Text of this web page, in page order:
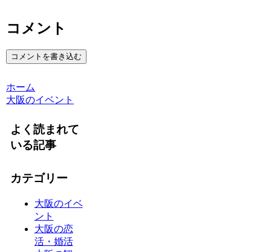
コメント
コメントを書き込む
ホーム
大阪のイベント
よく読まれて
いる記事
カテゴリー
大阪のイベ
ント
大阪の恋
活・婚活